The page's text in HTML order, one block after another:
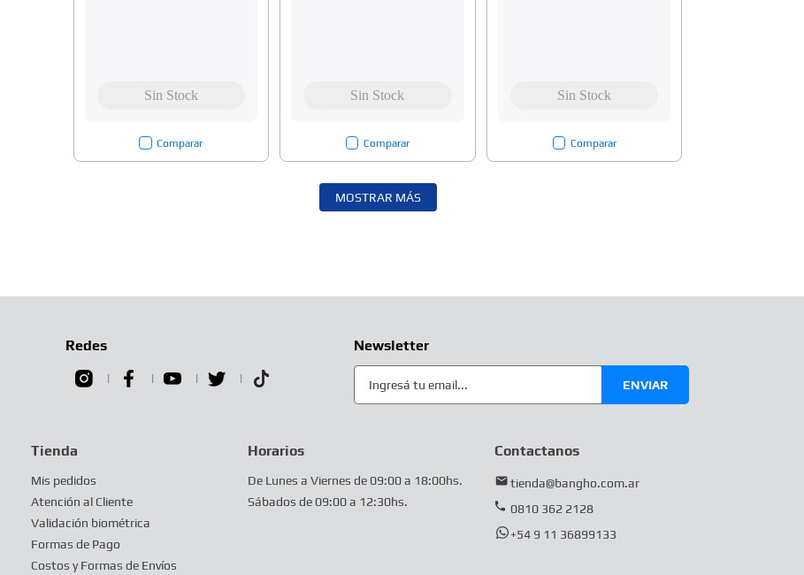
Comparar Comparar Comparar
MOSTRAR MÁS
Redes Newsletter
ENVIAR
Tienda
Mis pedidos
Atención al Cliente
Validación biométrica
Formas de Pago
Costos y Formas de Envíos
Horarios
De Lunes a Viernes de 09:00 a 18:00hs.
Sábados de 09:00 a 12:30hs.
Contactanos
tienda@bangho.com.ar
0810 362 2128
+54 9 11 36899133